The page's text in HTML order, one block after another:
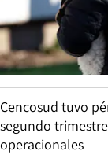
Cencosud tuvo
segundo
operacionales